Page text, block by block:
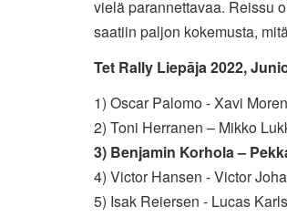
vielä parannettavaa. Reissu
saatiin paljon kokemusta,
Tet Rally Liepāja 2022,
1) Oscar Palomo - Xavi
2) Toni Herranen – Mikko
3) Benjamin Korhola–
4) Victor Hansen - Victor
5) Isak Reiersen - Lucas